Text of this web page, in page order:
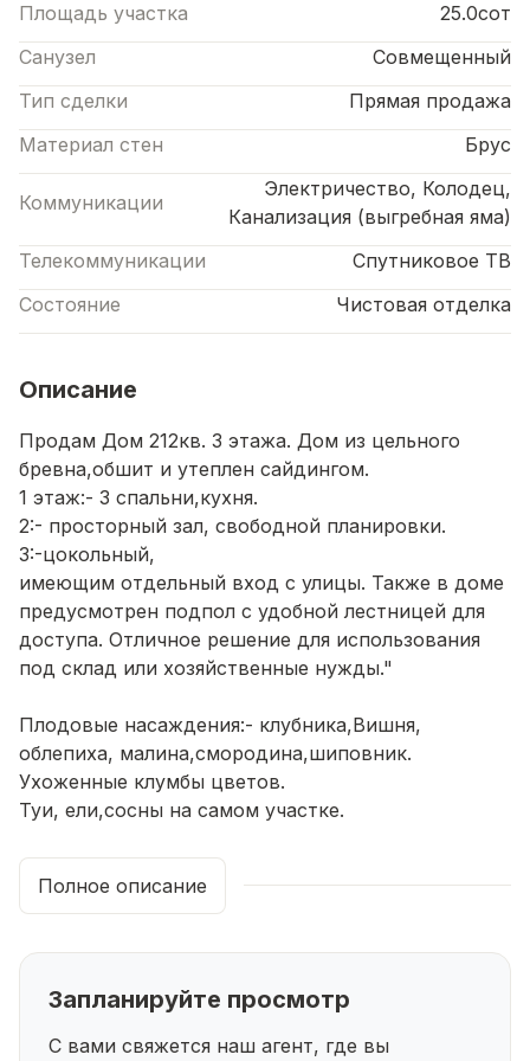
Площадь участка
25.0сот
Санузел
Совмещенный
Тип сделки
Прямая продажа
Материал стен
Брус
Коммуникации
Электричество, Колодец,
Канализация (выгребная яма)
Телекоммуникации
Спутниковое ТВ
Состояние
Чистовая отделка
Описание
Продам Дом 212кв. З этажа. Дом из цельного
бревна,обшит и утеплен сайдингом.
1 этаж:- 3 спальни,кухня.
2:- просторный зал, свободной планировки.
3:-цокольный,
имеющим отдельный вход с улицы. Также в доме
предусмотрен подпол с удобной лестницей для
доступа. Отличное решение для использования
под склад или хозяйственные нужды."
Плодовые насаждения:- клубника,Вишня,
облепиха, малина,смородина,шиповник.
Ухоженные клумбы цветов.
Туи, ели,сосны на самом участке.
Участок ровный, правильной формы.
Соседи доброжелательные. Есть кто живут
чистят снег регулярно. Улица освещена фонарями.
уединение и тишину, спокойный комфортный
отдых, за домом находится озеро, можно
Полное описание
Запланируйте просмотр
С вами свяжется наш агент, где вы